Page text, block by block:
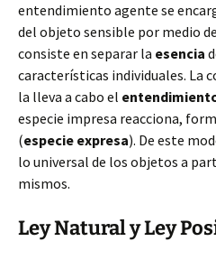
entendimiento agente se
del objeto sensible por medio
consiste en separar la esencia
características individuales. La
la lleva a cabo el
especie impresa reacciona,
(especie expresa). De este
lo universal de los objetos a
mismos.
Ley Natural y Ley